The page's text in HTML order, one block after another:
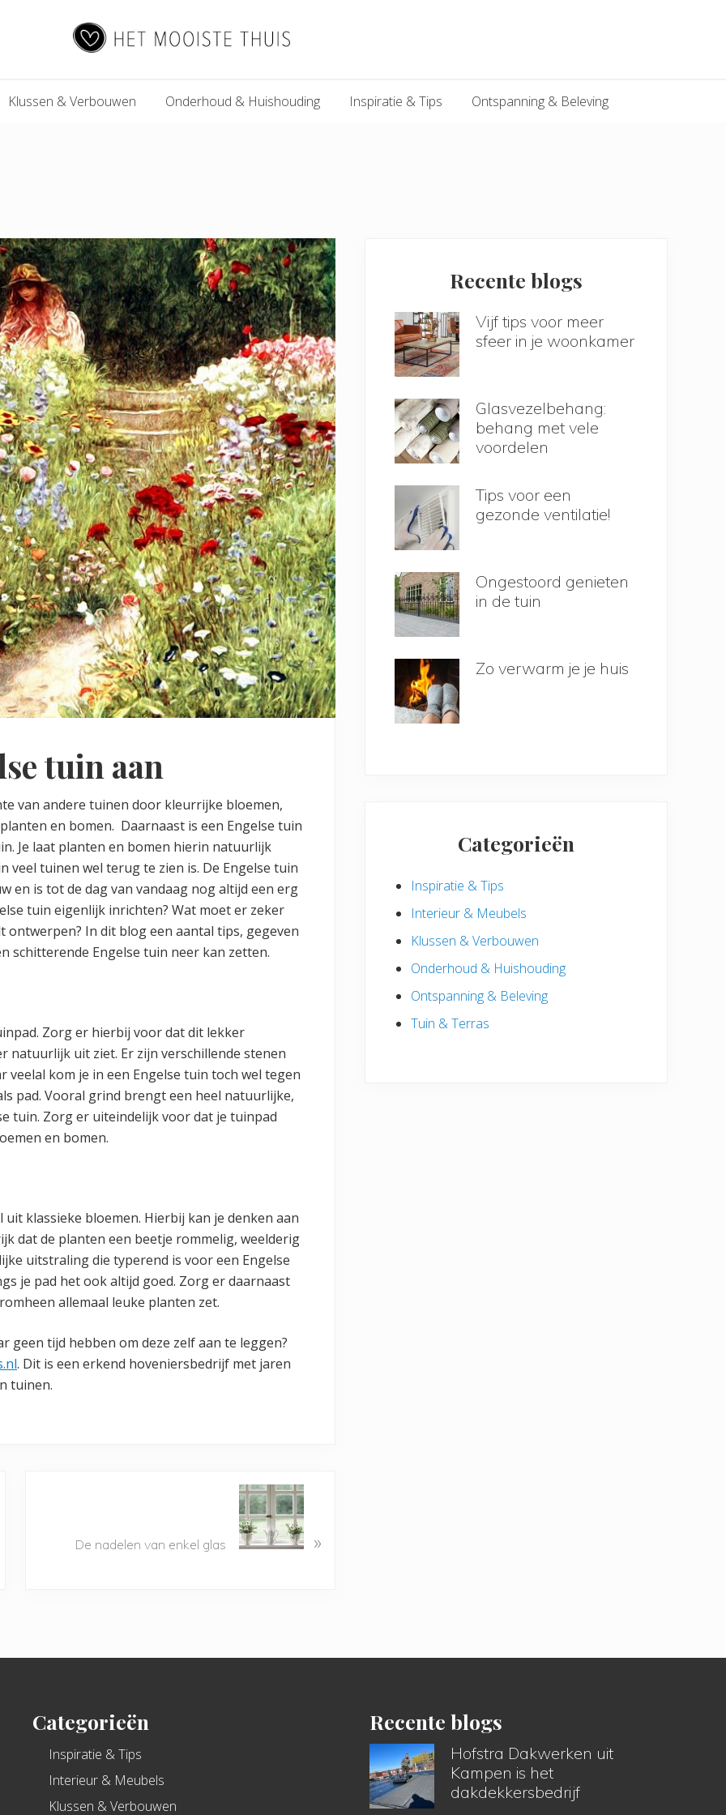
Mooiste
Klussen & Verbouwen Onderhoud & Huishouding Inspiratie & Tips Ontspanning & Beleving
tuin aan
van andere tuinen door kleurrijke bloemen,
en bomen. Daarnaast is een Engelse tuin
Je laat planten en bomen hierin natuurlijk
veel tuinen wel terug te zien is. De Engelse tuin
en is tot de dag van vandaag nog altijd een erg
tuin eigenlijk inrichten? Wat moet er zeker
In dit blog een aantal tips, gegeven
schitterende Engelse tuin neer kan zetten.
Zorg er hierbij voor dat dit lekker
uit ziet. Er zijn verschillende stenen
kom je in een Engelse tuin toch wel tegen
pad. Vooral grind brengt een heel natuurlijke,
tuin. Zorg er uiteindelijk voor dat je tuinpad
en bomen.
klassieke bloemen. Hierbij kan je denken aan
dat de planten een beetje rommelig, weelderig
uitstraling die typerend is voor een Engelse
je pad het ook altijd goed. Zorg er daarnaast
allemaal leuke planten zet.
geen tijd hebben om deze zelf aan te leggen?
. Dit is een erkend hoveniersbedrijf met jaren
tuinen.
De nadelen van enkel glas »
Recente blogs
Vijf tips voor meer
sfeer in je woonkamer
Glasvezelbehang:
behang met vele
voordelen
Tips voor een
gezonde ventilatie!
Ongestoord genieten
in de tuin
Zo verwarm je je huis
Categorieën
Inspiratie & Tips
Interieur & Meubels
Klussen & Verbouwen
Onderhoud & Huishouding
Ontspanning & Beleving
Tuin & Terras
Categorieën
Inspiratie & Tips
Interieur & Meubels
Klussen & Verbouwen
Recente blogs
Hofstra Dakwerken uit
Kampen is het
dakdekkersbedrijf